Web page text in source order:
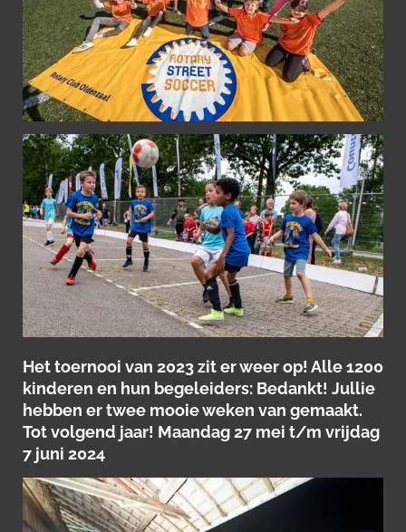
Het toernooi van 2023 zit er weer op! Alle 1200
kinderen en hun begeleiders: Bedankt! Jullie
hebben er twee mooie weken van gemaakt.
Tot volgend jaar! Maandag 27 mei t/m vrijdag
7 juni 2024